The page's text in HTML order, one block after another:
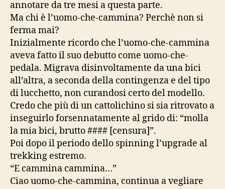
annotare da tre mesi a questa parte.
Ma chi è l’uomo-che-cammina? Perchè non si
ferma mai?
Inizialmente ricordo che l’uomo-che-cammina
aveva fatto il suo debutto come uomo-che-
pedala. Migrava disinvoltamente da una bici
all’altra, a seconda della contingenza e del tipo
di lucchetto, non curandosi certo del modello.
Credo che più di un cattolichino si sia ritrovato a
inseguirlo forsennatamente al grido di: “molla
la mia bici, brutto #### [censura]”.
Poi dopo il periodo dello spinning l’upgrade al
trekking estremo.
“E cammina cammina…”
Ciao uomo-che-cammina, continua a vegliare